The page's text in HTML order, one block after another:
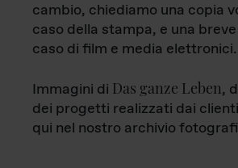
cambio, chiediamo una copia
caso della stampa, e una
caso di film e media elettronici.
Immagini di Das ganze Leben,
dei progetti realizzati dai
qui nel nostro archivio